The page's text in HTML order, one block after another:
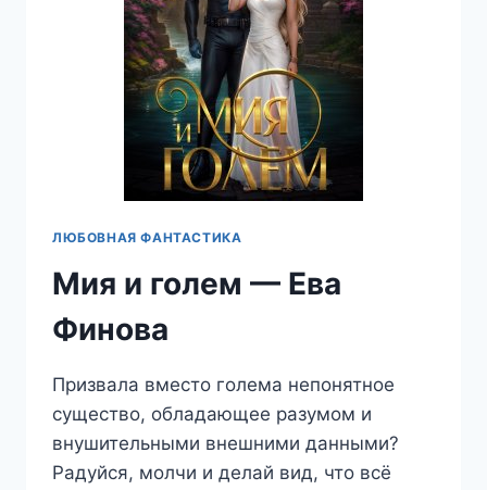
ЛЮБОВНАЯ ФАНТАСТИКА
Мия и голем — Ева
Финова
Призвала вместо голема непонятное
существо, обладающее разумом и
внушительными внешними данными?
Радуйся, молчи и делай вид, что всё